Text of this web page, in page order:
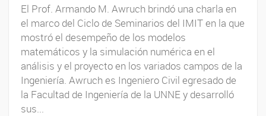
El Prof. Armando M. Awruch brindó una charla en
el marco del Ciclo de Seminarios del IMIT en la que
mostró el desempeño de los modelos
matemáticos y la simulación numérica en el
análisis y el proyecto en los variados campos de la
Ingeniería. Awruch es Ingeniero Civil egresado de
la Facultad de Ingeniería de la UNNE y desarrolló
sus...